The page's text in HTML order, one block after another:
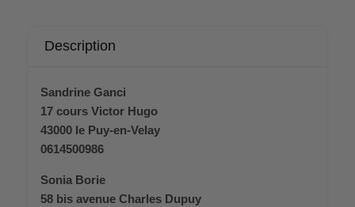
Description
Sandrine Ganci
17 cours Victor Hugo
43000 le Puy-en-Velay
0614500986
Sonia Borie
58 bis avenue Charles Dupuy